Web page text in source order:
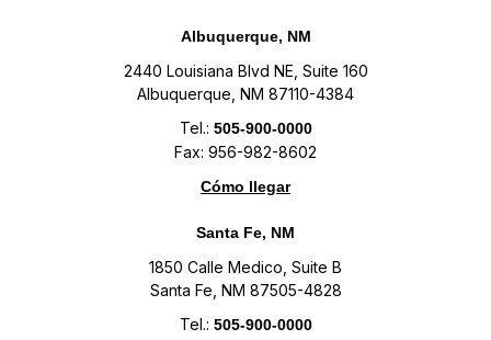
Albuquerque, NM
2440 Louisiana Blvd NE, Suite 160
Albuquerque, NM 87110-4384
Tel.: 505-900-0000
Fax: 956-982-8602
Cómo llegar
Santa Fe, NM
1850 Calle Medico, Suite B
Santa Fe, NM 87505-4828
Tel.: 505-900-0000